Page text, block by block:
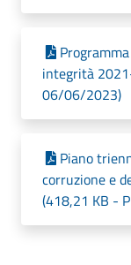
integrità
06/06/2023)
Piano
corruzione e
(418,21 KB -